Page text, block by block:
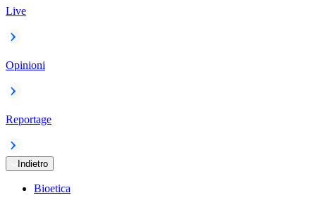
Live
Opinioni
Reportage
Indietro
Bioetica